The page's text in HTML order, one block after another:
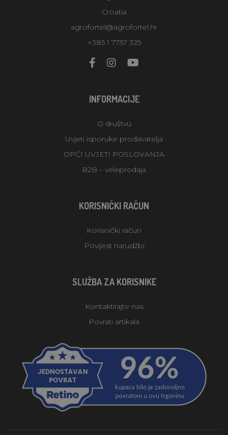
Croatia
agrofortel@agrofortel.hr
+385 1 7757 325
INFORMACIJE
O društvu
Uvjeti isporuke prodavatelja
OPĆI UVJETI POSLOVANJA
B2B – veleprodaja
KORISNIČKI RAČUN
Korisnički račun
Povijest narudžbi
SLUŽBA ZA KORISNIKE
Kontaktirajte nas
Povrati artikala